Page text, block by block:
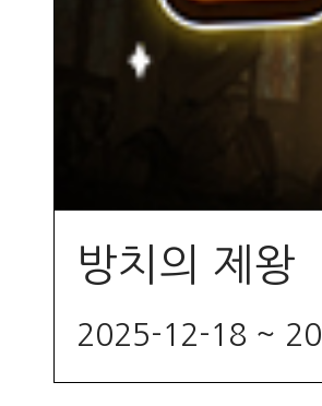
방치의 제왕
2025-12-18 ~